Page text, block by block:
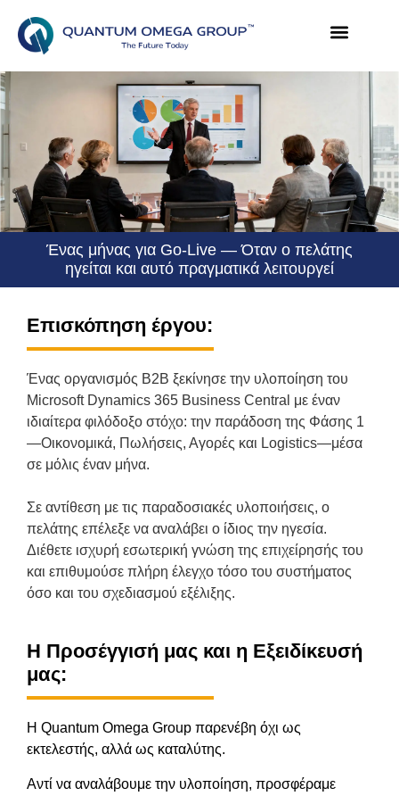
Ένας μήνας για Go-Live — Όταν ο πελάτης
ηγείται και αυτό πραγματικά λειτουργεί
Επισκόπηση έργου:
Ένας οργανισμός B2B ξεκίνησε την υλοποίηση του
Microsoft Dynamics 365 Business Central με έναν
ιδιαίτερα φιλόδοξο στόχο: την παράδοση της Φάσης 1
—Οικονομικά, Πωλήσεις, Αγορές και Logistics—μέσα
σε μόλις έναν μήνα.
Σε αντίθεση με τις παραδοσιακές υλοποιήσεις, ο
πελάτης επέλεξε να αναλάβει ο ίδιος την ηγεσία.
Διέθετε ισχυρή εσωτερική γνώση της επιχείρησής του
και επιθυμούσε πλήρη έλεγχο τόσο του συστήματος
όσο και του σχεδιασμού εξέλιξης.
Η Προσέγγισή μας και η Εξειδίκευσή
μας:
Η Quantum Omega Group παρενέβη όχι ως
εκτελεστής, αλλά ως καταλύτης.
Αντί να αναλάβουμε την υλοποίηση, προσφέραμε